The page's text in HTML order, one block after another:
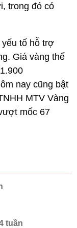
trong đó có
tố hỗ trợ
Giá vàng thế
nay cũng bật
MTV Vàng
mốc 67
tuần